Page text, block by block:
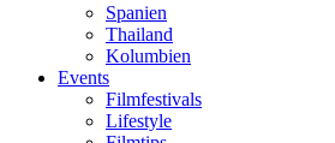
Spanien
Thailand
Kolumbien
Events
Filmfestivals
Lifestyle